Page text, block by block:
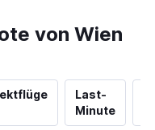
von Wien
Last-
Minute